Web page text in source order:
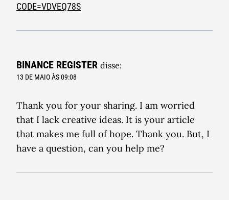
CODE=VDVEQ78S
BINANCE REGISTER disse:
13 DE MAIO ÀS 09:08
Thank you for your sharing. I am worried
that I lack creative ideas. It is your article
that makes me full of hope. Thank you. But, I
have a question, can you help me?